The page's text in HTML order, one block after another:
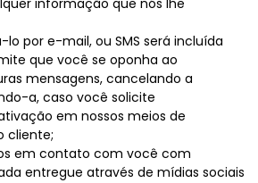
informação que nós lhe
por e-mail, ou SMS será incluída
que você se oponha ao
mensagens, cancelando a
a, caso você solicite
em nossos meios de
cliente;
em contato com você com
entregue através de mídias sociais